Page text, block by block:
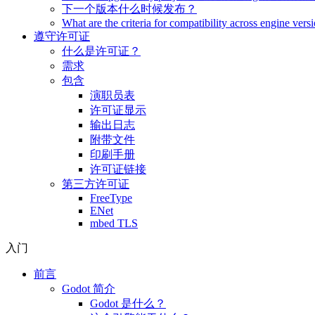
下一个版本什么时候发布？
What are the criteria for compatibility across engine
遵守许可证
什么是许可证？
需求
包含
演职员表
许可证显示
输出日志
附带文件
印刷手册
许可证链接
第三方许可证
FreeType
ENet
mbed TLS
入门
前言
Godot 简介
Godot 是什么？